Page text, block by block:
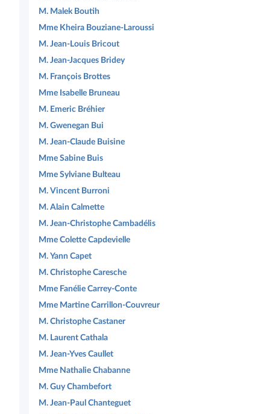
M. Malek Boutih
Mme Kheira Bouziane-Laroussi
M. Jean-Louis Bricout
M. Jean-Jacques Bridey
M. François Brottes
Mme Isabelle Bruneau
M. Emeric Bréhier
M. Gwenegan Bui
M. Jean-Claude Buisine
Mme Sabine Buis
Mme Sylviane Bulteau
M. Vincent Burroni
M. Alain Calmette
M. Jean-Christophe Cambadélis
Mme Colette Capdevielle
M. Yann Capet
M. Christophe Caresche
Mme Fanélie Carrey-Conte
Mme Martine Carrillon-Couvreur
M. Christophe Castaner
M. Laurent Cathala
M. Jean-Yves Caullet
Mme Nathalie Chabanne
M. Guy Chambefort
M. Jean-Paul Chanteguet